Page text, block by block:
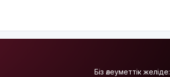
Біз әлеуметтік желіде: